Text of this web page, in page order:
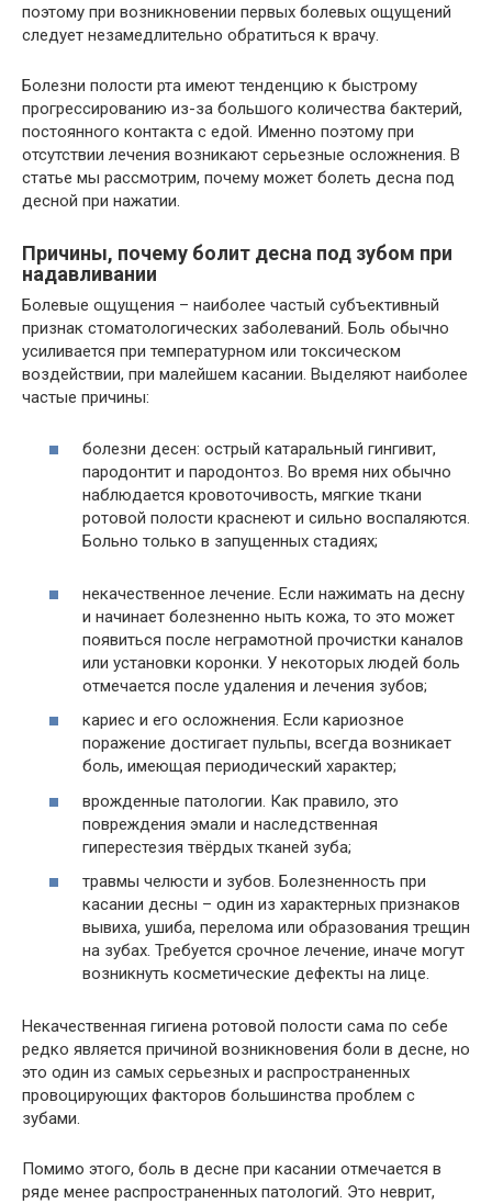
поэтому при возникновении первых болевых ощущений
следует незамедлительно обратиться к врачу.
Болезни полости рта имеют тенденцию к быстрому
прогрессированию из-за большого количества бактерий,
постоянного контакта с едой. Именно поэтому при
отсутствии лечения возникают серьезные осложнения. В
статье мы рассмотрим, почему может болеть десна под
десной при нажатии.
Причины, почему болит десна под зубом при
надавливании
Болевые ощущения – наиболее частый субъективный
признак стоматологических заболеваний. Боль обычно
усиливается при температурном или токсическом
воздействии, при малейшем касании. Выделяют наиболее
частые причины:
болезни десен: острый катаральный гингивит,
пародонтит и пародонтоз. Во время них обычно
наблюдается кровоточивость, мягкие ткани
ротовой полости краснеют и сильно воспаляются.
Больно только в запущенных стадиях;
некачественное лечение. Если нажимать на десну
и начинает болезненно ныть кожа, то это может
появиться после неграмотной прочистки каналов
или установки коронки. У некоторых людей боль
отмечается после удаления и лечения зубов;
кариес и его осложнения. Если кариозное
поражение достигает пульпы, всегда возникает
боль, имеющая периодический характер;
врожденные патологии. Как правило, это
повреждения эмали и наследственная
гиперестезия твёрдых тканей зуба;
травмы челюсти и зубов. Болезненность при
касании десны – один из характерных признаков
вывиха, ушиба, перелома или образования трещин
на зубах. Требуется срочное лечение, иначе могут
возникнуть косметические дефекты на лице.
Некачественная гигиена ротовой полости сама по себе
редко является причиной возникновения боли в десне, но
это один из самых серьезных и распространенных
провоцирующих факторов большинства проблем с
зубами.
Помимо этого, боль в десне при касании отмечается в
ряде менее распространенных патологий. Это неврит,